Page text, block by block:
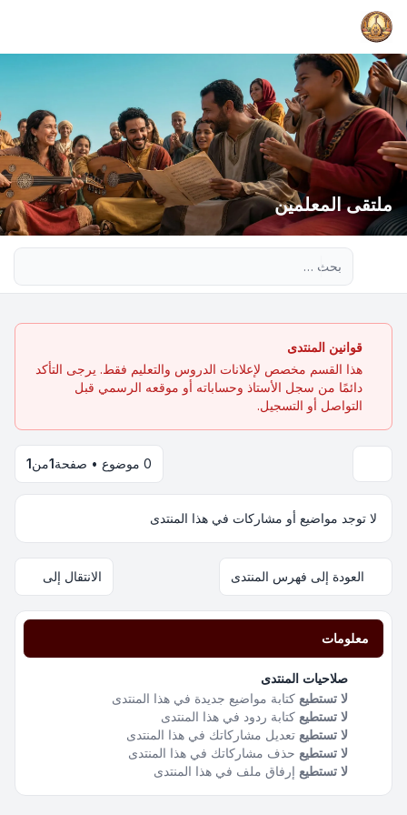
ملتقى المعلمين
قوانين المنتدى
هذا القسم مخصص لإعلانات الدروس والتعليم فقط. يرجى التأكد
دائمًا من سجل الأستاذ وحساباته أو موقعه الرسمي قبل
التواصل أو التسجيل.
0 موضوع • صفحة 1من1
لا توجد مواضيع أو مشاركات في هذا المنتدى
العودة إلى فهرس المنتدى الانتقال إلى
معلومات
صلاحيات المنتدى
لا تستطيع كتابة مواضيع جديدة في هذا المنتدى
لا تستطيع كتابة ردود في هذا المنتدى
لا تستطيع تعديل مشاركاتك في هذا المنتدى
لا تستطيع حذف مشاركاتك في هذا المنتدى
لا تستطيع إرفاق ملف في هذا المنتدى